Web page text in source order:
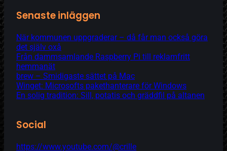
Senaste inläggen
När kommunen uppgraderar – då får man också göra
det själv oxå
Från dammsamlande Raspberry Pi till reklamfritt
hemmanät
brew – Smidigaste sättet på Mac
Winget: Microsofts pakethanterare för Windows
En solig tradition: Sill, potatis och gräddfil på altanen
Social
https://www.youtube.com/@crille